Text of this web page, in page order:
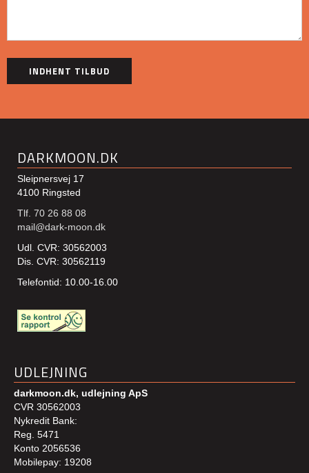
DARKMOON.DK
Sleipnersvej 17
4100 Ringsted
Tlf. 70 26 88 08
mail@dark-moon.dk
Udl. CVR: 30562003
Dis. CVR: 30562119
Telefontid: 10.00-16.00
UDLEJNING
darkmoon.dk, udlejning ApS
CVR 30562003
Nykredit Bank:
Reg. 5471
Konto 2056536
Mobilepay: 19208